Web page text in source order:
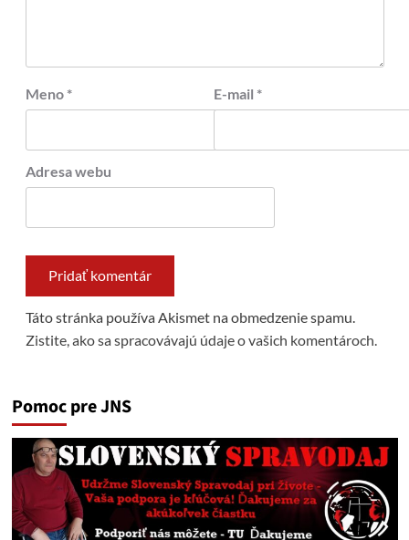
Meno * E-mail *
Adresa webu
Táto stránka používa Akismet na obmedzenie spamu.
Zistite, ako sa spracovávajú údaje o vašich komentároch.
Pomoc pre JNS